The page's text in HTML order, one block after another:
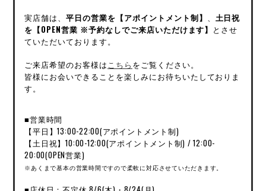
実店舗は、平日の営業を【アポイントメント制】 、 土日祝
を【OPEN営業 ※予約なしでご来店いただけます】 とさせ
ていただいております。
ご来店希望のお客様はこちら をご覧ください。
皆様にお会いできることを楽しみにお待ちいたしておりま
す。
■営業時間
【平日】13:00-22:00(アポイントメント制)
【土日祝】10:00-12:00(アポイントメント制) / 12:00-
20:00(OPEN営業)
※あくまで基本の営業時間ですので柔軟に対応させていただきます。